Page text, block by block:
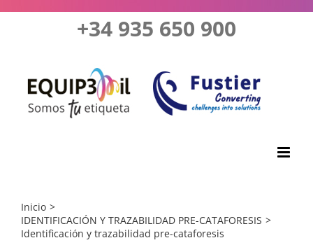
+34 935 650 900
Inicio
IDENTIFICACIÓN Y TRAZABILIDAD PRE-CATAFORESIS
Identificación y trazabilidad pre-cataforesis